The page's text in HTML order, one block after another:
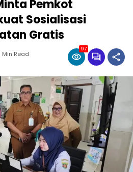
Pemkot
Sosialisasi
Gratis
Min Read
97